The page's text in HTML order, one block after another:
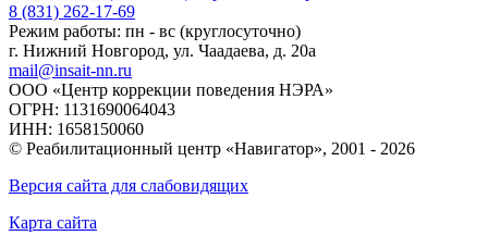
8 (831) 262-17-69
Режим работы: пн - вс (круглосуточно)
г. Нижний Новгород, ул. Чаадаева, д. 20а
mail@insait-nn.ru
ООО «Центр коррекции поведения НЭРА»
ОГРН: 1131690064043
ИНН: 1658150060
© Реабилитационный центр «Навигатор», 2001 - 2026
Версия сайта для слабовидящих
Карта сайта